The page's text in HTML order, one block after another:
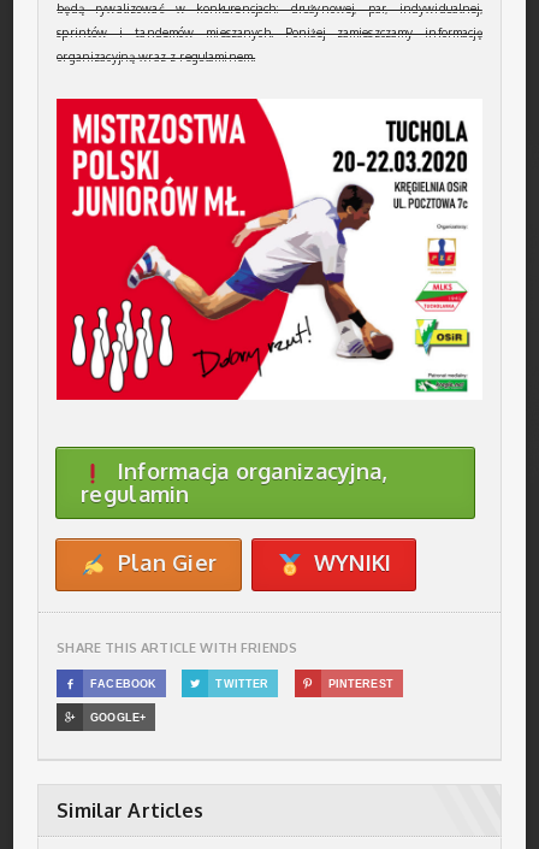
będą rywalizować w konkurencjach: drużynowej, par, indywidualnej,
sprintów i tandemów mieszanych. Poniżej zamieszczamy informację
organizacyjną wraz z regulaminem.
Informacja organizacyjna,
regulamin
Plan Gier WYNIKI
SHARE THIS ARTICLE WITH FRIENDS
 FACEBOOK  TWITTER  PINTEREST
 GOOGLE+
Similar Articles